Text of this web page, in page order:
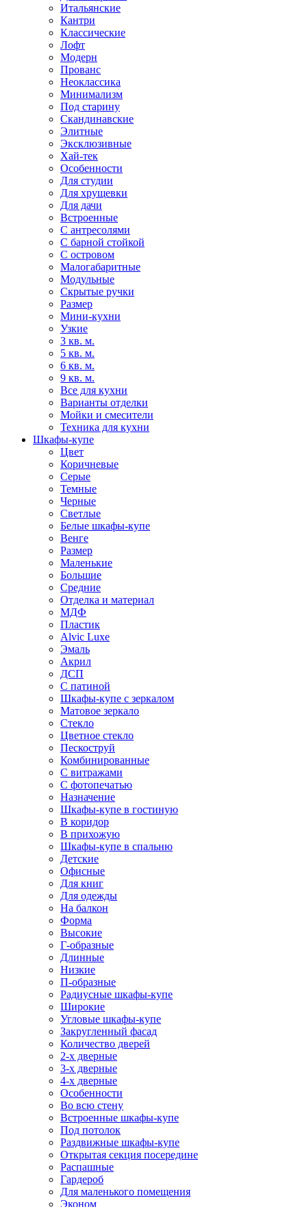
Итальянские
Кантри
Классические
Лофт
Модерн
Прованс
Неоклассика
Минимализм
Под старину
Скандинавские
Элитные
Эксклюзивные
Хай-тек
Особенности
Для студии
Для хрущевки
Для дачи
Встроенные
С антресолями
С барной стойкой
С островом
Малогабаритные
Модульные
Скрытые ручки
Размер
Мини-кухни
Узкие
3 кв. м.
5 кв. м.
6 кв. м.
9 кв. м.
Все для кухни
Варианты отделки
Мойки и смесители
Техника для кухни
Шкафы-купе
Цвет
Коричневые
Серые
Темные
Черные
Светлые
Белые шкафы-купе
Венге
Размер
Маленькие
Большие
Средние
Отделка и материал
МДФ
Пластик
Alvic Luxe
Эмаль
Акрил
ДСП
С патиной
Шкафы-купе с зеркалом
Матовое зеркало
Стекло
Цветное стекло
Пескоструй
Комбинированные
С витражами
С фотопечатью
Назначение
Шкафы-купе в гостиную
В коридор
В прихожую
Шкафы-купе в спальню
Детские
Офисные
Для книг
Для одежды
На балкон
Форма
Высокие
Г-образные
Длинные
Низкие
П-образные
Радиусные шкафы-купе
Широкие
Угловые шкафы-купе
Закругленный фасад
Количество дверей
2-х дверные
3-х дверные
4-х дверные
Особенности
Во всю стену
Встроенные шкафы-купе
Под потолок
Раздвижные шкафы-купе
Открытая секция посередине
Распашные
Гардероб
Для маленького помещения
Эконом